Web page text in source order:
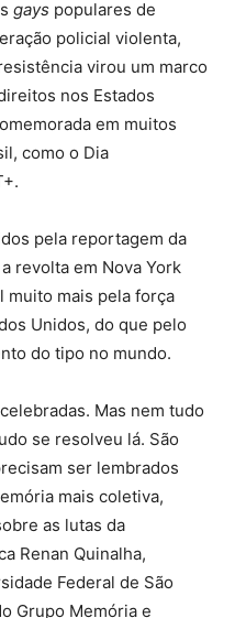
gays populares de
policial violenta,
virou um marco
nos Estados
em muitos
como o Dia
pela reportagem da
revolta em Nova York
muito mais pela força
Unidos, do que pelo
do tipo no mundo.
Mas nem tudo
se resolveu lá. São
ser lembrados
mais coletiva,
as lutas da
Renan Quinalha,
Federal de São
Grupo Memória e